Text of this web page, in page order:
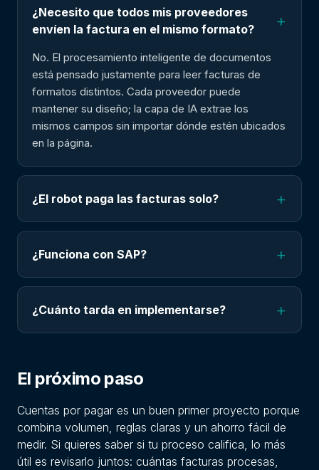
¿Necesito que todos mis proveedores
envíen la factura en el mismo formato?
+
No. El procesamiento inteligente de documentos
está pensado justamente para leer facturas de
formatos distintos. Cada proveedor puede
mantener su diseño; la capa de IA extrae los
mismos campos sin importar dónde estén ubicados
en la página.
¿El robot paga las facturas solo? +
¿Funciona con SAP? +
¿Cuánto tarda en implementarse? +
El próximo paso
Cuentas por pagar es un buen primer proyecto porque
combina volumen, reglas claras y un ahorro fácil de
medir. Si quieres saber si tu proceso califica, lo más
útil es revisarlo juntos: cuántas facturas procesas,